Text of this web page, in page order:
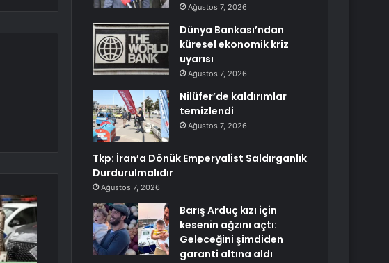
Ağustos 7, 2026
Dünya Bankası’ndan
küresel ekonomik kriz
uyarısı
Ağustos 7, 2026
Nilüfer’de kaldırımlar
temizlendi
Ağustos 7, 2026
Tkp: İran’a Dönük Emperyalist Saldırganlık
Durdurulmalıdır
Ağustos 7, 2026
Barış Arduç kızı için
kesenin ağzını açtı:
Geleceğini şimdiden
garanti altına aldı